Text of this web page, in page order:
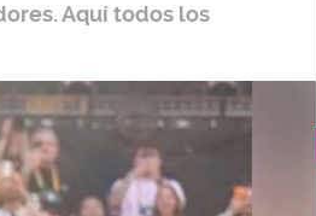
Aquí todos los